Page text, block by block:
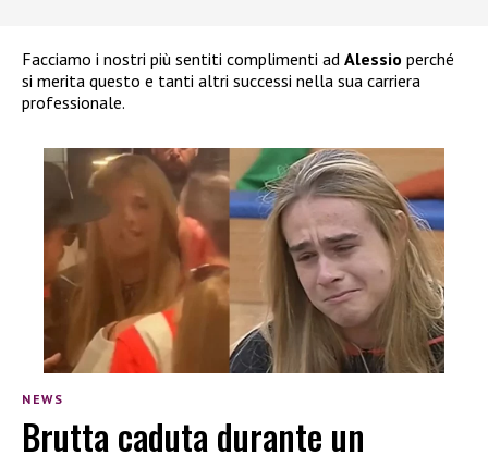
Facciamo i nostri più sentiti complimenti ad Alessio perché
si merita questo e tanti altri successi nella sua carriera
professionale.
NEWS
Brutta caduta durante un